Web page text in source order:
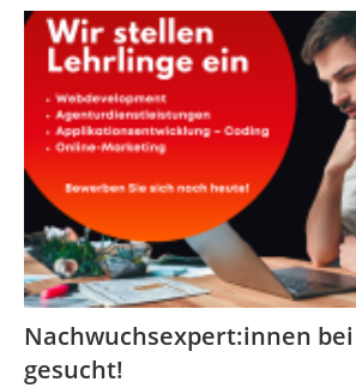
Nachwuchsexpert:innen bei
gesucht!